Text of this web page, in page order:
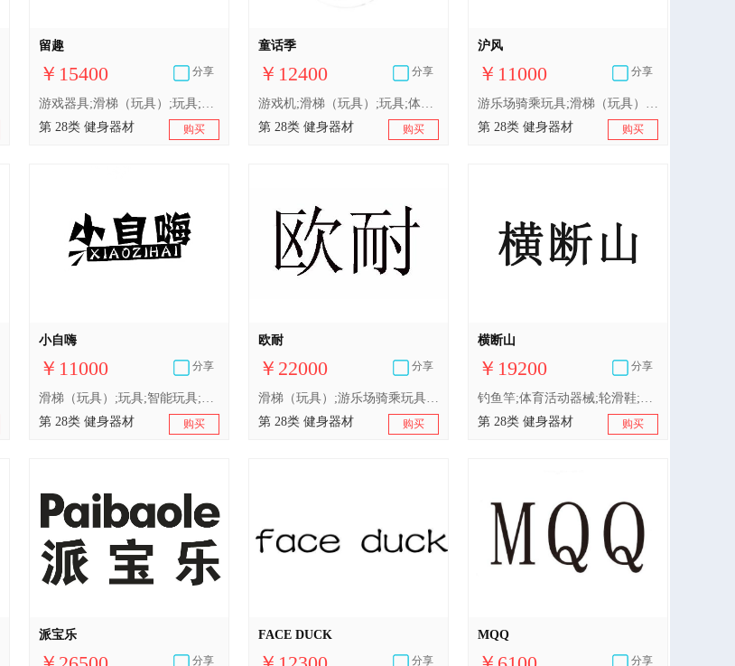
留趣
￥15400 分享
游戏器具;滑梯（玩具）;玩具;智能玩具;羽毛球;钓鱼用具;拉拉队用指挥棒;轮滑鞋;蹦床;握力器
第 28类 健身器材
购买
童话季
￥12400 分享
游戏机;滑梯（玩具）;玩具;体育活动用球;健美器;体育活动器械;游泳池（娱乐用品）;塑料跑道;护膝（体育用品）;钓鱼用具
第 28类 健身器材
购买
沪风
￥11000 分享
游乐场骑乘玩具;滑梯（玩具）;玩具模型;玩具汽车;室内游戏玩具;儿童游戏用踏板车（玩具）;智能玩具;玩具娃娃;由无线电控制的玩具车;玩具车
第 28类 健身器材
购买
小自嗨
￥11000 分享
滑梯（玩具）;玩具;智能玩具;棋;体育活动用球;锻炼身体器械;滑板;游泳池（娱乐用品）;钓鱼用具;护肘（体育用品）
第 28类 健身器材
购买
欧耐
￥22000 分享
滑梯（玩具）;游乐场骑乘玩具;由无线电控制的玩具车;玩具娃娃;玩具车;智能玩具;玩具模型;玩具汽车;室内游戏玩具;儿童游戏用踏板车（玩具）
第 28类 健身器材
购买
横断山
￥19200 分享
钓鱼竿;体育活动器械;轮滑鞋;体育活动用球;桌游器具;滑梯（游乐设施）;护膝（体育用品）;锻炼身体器械;积木（玩具）;游戏机
第 28类 健身器材
购买
派宝乐
分享
FACE DUCK
分享
MQQ
分享